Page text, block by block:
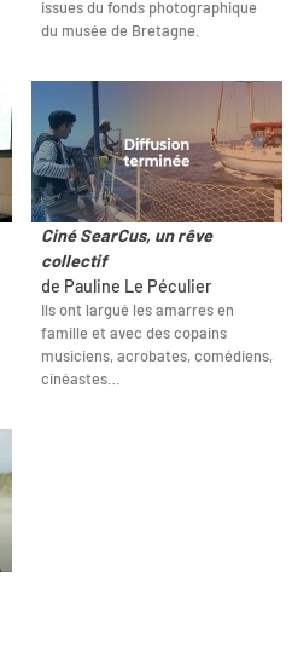
issues du fonds photographique
du musée de Bretagne.
Ciné SearCus, un rêve
collectif
de Pauline Le Péculier
Ils ont largué les amarres en
famille et avec des copains
musiciens, acrobates, comédiens,
cinéastes…